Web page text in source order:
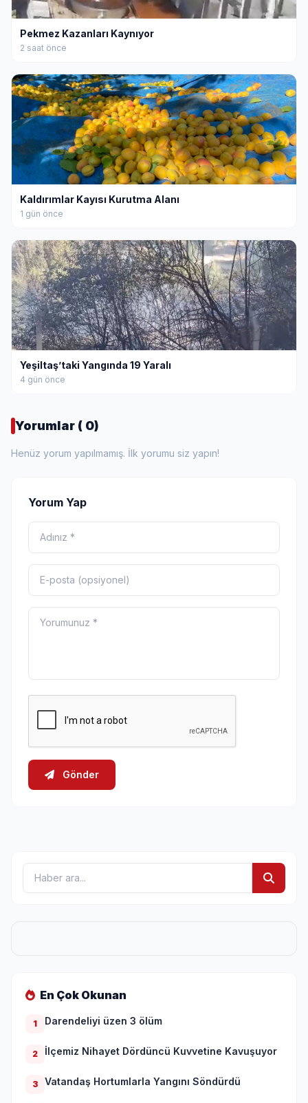
Pekmez Kazanları Kaynıyor
2 saat önce
Kaldırımlar Kayısı Kurutma Alanı
1 gün önce
Yeşiltaş’taki Yangında 19 Yaralı
4 gün önce
Yorumlar ( 0)
Henüz yorum yapılmamış. İlk yorumu siz yapın!
Yorum Yap
Gönder
En Çok Okunan
1 Darendeliyi üzen 3 ölüm
2 İlçemiz Nihayet Dördüncü Kuvvetine Kavuşuyor
3 Vatandaş Hortumlarla Yangını Söndürdü